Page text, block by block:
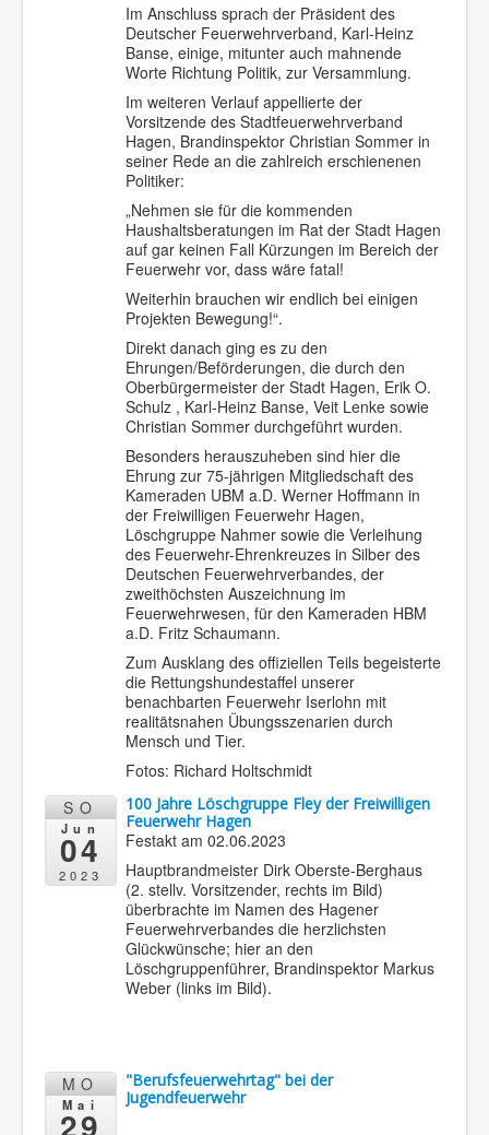
Im Anschluss sprach der Präsident des
Deutscher Feuerwehrverband, Karl-Heinz
Banse, einige, mitunter auch mahnende
Worte Richtung Politik, zur Versammlung.
Im weiteren Verlauf appellierte der
Vorsitzende des Stadtfeuerwehrverband
Hagen, Brandinspektor Christian Sommer in
seiner Rede an die zahlreich erschienenen
Politiker:
„Nehmen sie für die kommenden
Haushaltsberatungen im Rat der Stadt Hagen
auf gar keinen Fall Kürzungen im Bereich der
Feuerwehr vor, dass wäre fatal!
Weiterhin brauchen wir endlich bei einigen
Projekten Bewegung!“.
Direkt danach ging es zu den
Ehrungen/Beförderungen, die durch den
Oberbürgermeister der Stadt Hagen, Erik O.
Schulz , Karl-Heinz Banse, Veit Lenke sowie
Christian Sommer durchgeführt wurden.
Besonders herauszuheben sind hier die
Ehrung zur 75-jährigen Mitgliedschaft des
Kameraden UBM a.D. Werner Hoffmann in
der Freiwilligen Feuerwehr Hagen,
Löschgruppe Nahmer sowie die Verleihung
des Feuerwehr-Ehrenkreuzes in Silber des
Deutschen Feuerwehrverbandes, der
zweithöchsten Auszeichnung im
Feuerwehrwesen, für den Kameraden HBM
a.D. Fritz Schaumann.
Zum Ausklang des offiziellen Teils begeisterte
die Rettungshundestaffel unserer
benachbarten Feuerwehr Iserlohn mit
realitätsnahen Übungsszenarien durch
Mensch und Tier.
Fotos: Richard Holtschmidt
SO
Jun
04
2023
100 Jahre Löschgruppe Fley der Freiwilligen
Feuerwehr Hagen
Festakt am 02.06.2023
Hauptbrandmeister Dirk Oberste-Berghaus
(2. stellv. Vorsitzender, rechts im Bild)
überbrachte im Namen des Hagener
Feuerwehrverbandes die herzlichsten
Glückwünsche; hier an den
Löschgruppenführer, Brandinspektor Markus
Weber (links im Bild).
MO
Mai
29
"Berufsfeuerwehrtag" bei der
Jugendfeuerwehr